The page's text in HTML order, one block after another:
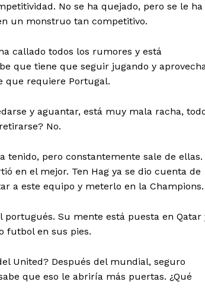
No se ha quejado, pero se le ha
un monstruo tan competitivo.
callado todos los rumores y está
que tiene que seguir jugando y
que requiere Portugal.
y aguantar, está muy mala racha,
No.
pero constantemente sale de ellas.
en el mejor. Ten Hag ya se dio cuenta de
a este equipo y meterlo en la Champions.
Su mente está puesta en Qatar
futbol en sus pies.
United? Después del mundial, seguro
que eso le abriría más puertas. ¿Qué